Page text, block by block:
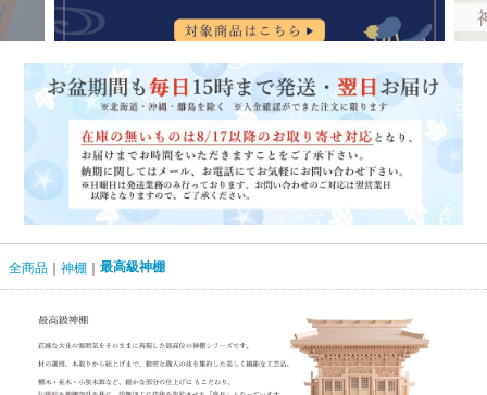
全商品 神棚 最高級神棚